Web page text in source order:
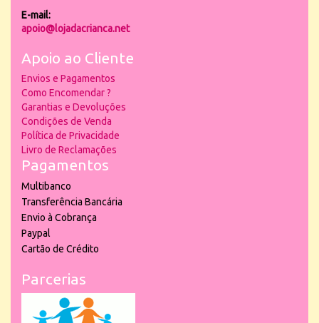
E-mail:
apoio@lojadacrianca.net
Apoio ao Cliente
Envios e Pagamentos
Como Encomendar ?
Garantias e Devoluções
Condições de Venda
Política de Privacidade
Livro de Reclamações
Pagamentos
Multibanco
Transferência Bancária
Envio à Cobrança
Paypal
Cartão de Crédito
Parcerias